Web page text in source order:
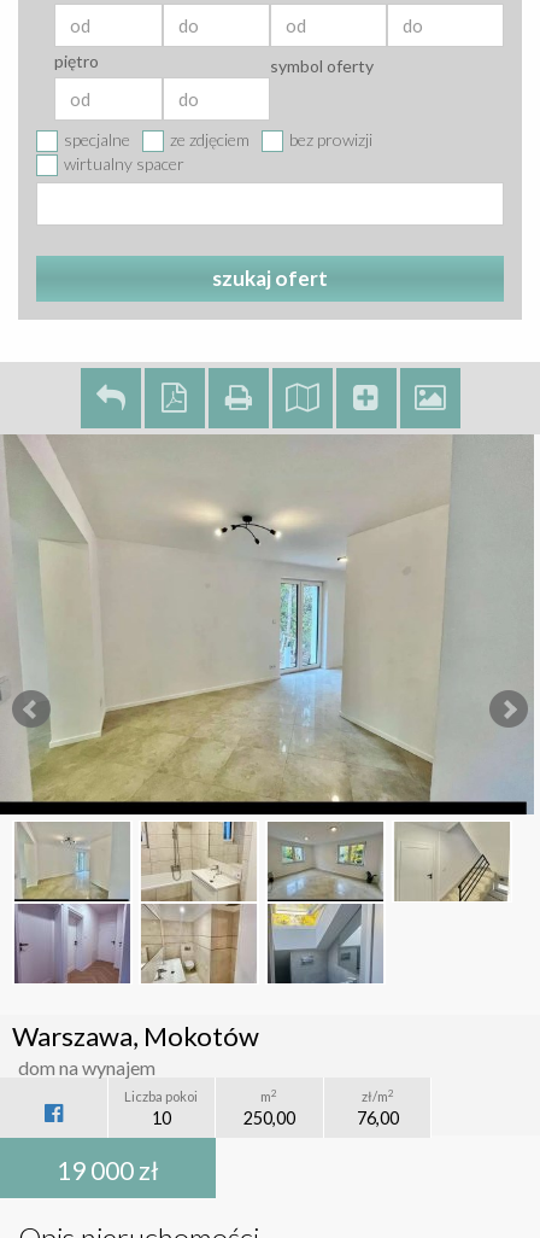
piętro
specjalne ze zdjęciem
bez prowizji
wirtualny spacer
symbol oferty
szukaj ofert
Warszawa, Mokotów
dom na wynajem
Liczba pokoi
10
m2
250,00
zł/m2
76,00
19 000 zł